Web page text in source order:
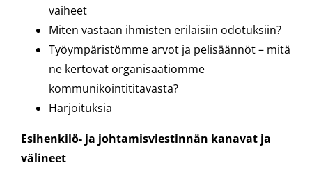
vaiheet
Miten vastaan ihmisten erilaisiin odotuksiin?
Työympäristömme arvot ja pelisäännöt – mitä
ne kertovat organisaatiomme
kommunikointititavasta?
Harjoituksia
Esihenkilö- ja johtamisviestinnän kanavat ja
välineet